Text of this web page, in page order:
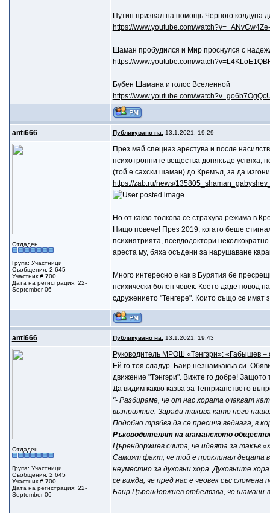
Путин призвал на помощь Черного колдуна
https://www.youtube.com/
Шаман пробудился и Мир проснулся с
https://www.youtube.com/
Бубен Шамана и голос Вселенной
https://www.youtube.com/
anti666 Публикувано на:13.1.2021, 19:29
Отдаден
Група: Участници
Съобщения: 2 645
Участник # 700
Дата на регистрация: 22-
September 06
През май спецназ арестува и после
психотропните вещества донякъде успяха,
(той е сахски шаман) до Кремъл, за да
https://zab.ru/news/
Но от какво толкова се страхува режима в
Нищо повече! През 2019, когато беше
психиятрията, псевдодоктори
ареста му, бяха oсъдени за нарушаване
Много интересно е как в Бурятия бе
психически болен човек. Което даде повод
сдружението "Тенгере". Които също се имат
anti666 Публикувано на:13.1.2021, 19:43
Отдаден
Група: Участници
Съобщения: 2 645
Участник # 700
Дата на регистрация: 22-
September 06
Руководитель МРОШ «Тэнгэри»: «Габышев –
Ей го тоя сладур. Баир незнамкакъв си.
движение "Тэнгэри". Вижте го добре!
Да видим какво казва за Тенгрианството
"- Разбираме, че от нас хората очакват
възприятие. Заради такива като него
Подобно трябва да се пресича веднага, в
Ръководителят на шаманското
Църендоржиев счита, че идеята за такъв
Самият факт, че той е проклинал децата
неуместно за духовни хора. Духовните
се вижда, че пред нас е чеовек със
Баир Църендоржиев отбелязва, че шамани-